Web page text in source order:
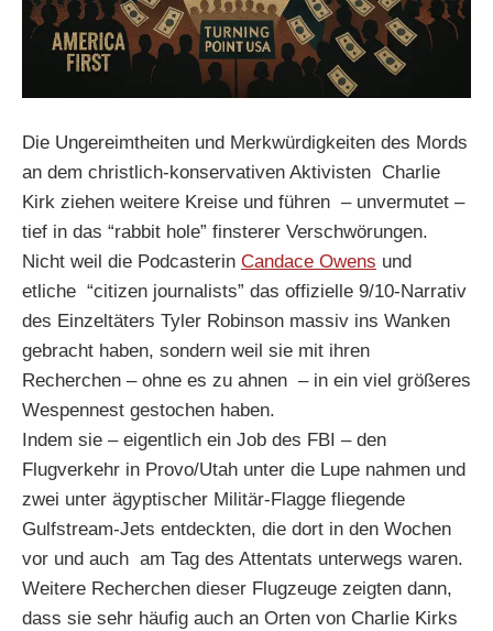
Die Ungereimtheiten und Merkwürdigkeiten des Mords
an dem christlich-konservativen Aktivisten Charlie
Kirk ziehen weitere Kreise und führen – unvermutet –
tief in das “rabbit hole” finsterer Verschwörungen.
Nicht weil die Podcasterin Candace Owens und
etliche “citizen journalists” das offizielle 9/10-Narrativ
des Einzeltäters Tyler Robinson massiv ins Wanken
gebracht haben, sondern weil sie mit ihren
Recherchen – ohne es zu ahnen – in ein viel größeres
Wespennest gestochen haben.
Indem sie – eigentlich ein Job des FBI – den
Flugverkehr in Provo/Utah unter die Lupe nahmen und
zwei unter ägyptischer Militär-Flagge fliegende
Gulfstream-Jets entdeckten, die dort in den Wochen
vor und auch am Tag des Attentats unterwegs waren.
Weitere Recherchen dieser Flugzeuge zeigten dann,
dass sie sehr häufig auch an Orten von Charlie Kirks